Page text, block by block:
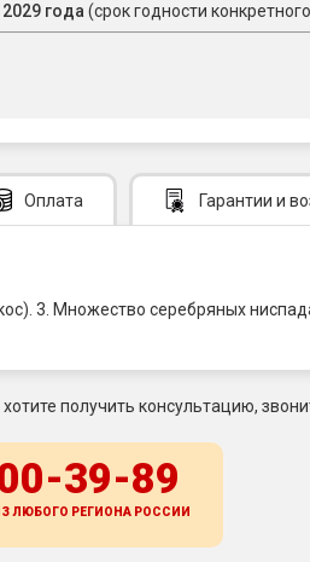
года (срок годности
Оплата Гарантии и
3. Множество серебряных
получить консультацию,
39-89
ЛЮБОГО РЕГИОНА РОССИИ